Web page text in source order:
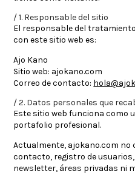
1. Responsable del sitio
El responsable del
con este sitio web es:
Ajo Kano
Sitio web: ajokano.com
Correo de contacto:
2. Datos personales que
Este sitio web funciona como
portafolio profesional.
Actualmente, ajokano.com no
contacto, registro de
newsletter, áreas privadas ni